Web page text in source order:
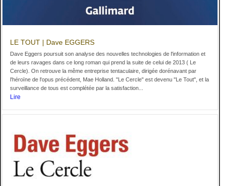
LE TOUT | Dave EGGERS
Dave Eggers poursuit son analyse des nouvelles technologies de l'information et
de leurs ravages dans ce long roman qui prend la suite de celui de 2013 ( Le
Cercle). On retrouve la même entreprise tentaculaire, dirigée dorénavant par
l'héroïne de l'opus précédent, Mae Holland. "Le Cercle" est devenu "Le Tout", et la
surveillance de tous est complétée par la satisfaction...
Lire